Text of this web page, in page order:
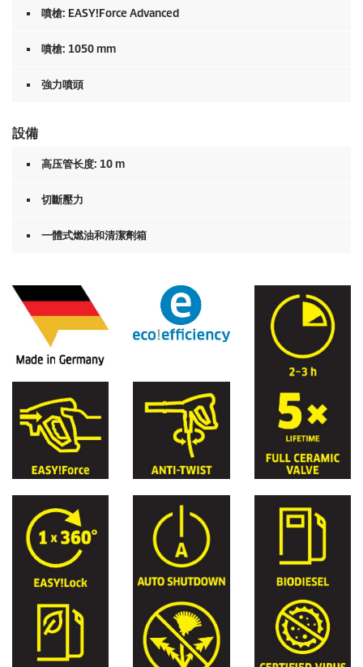
噴槍: EASY!Force Advanced
噴槍: 1050 mm
強力噴頭
設備
高压管长度: 10 m
切斷壓力
一體式燃油和清潔劑箱